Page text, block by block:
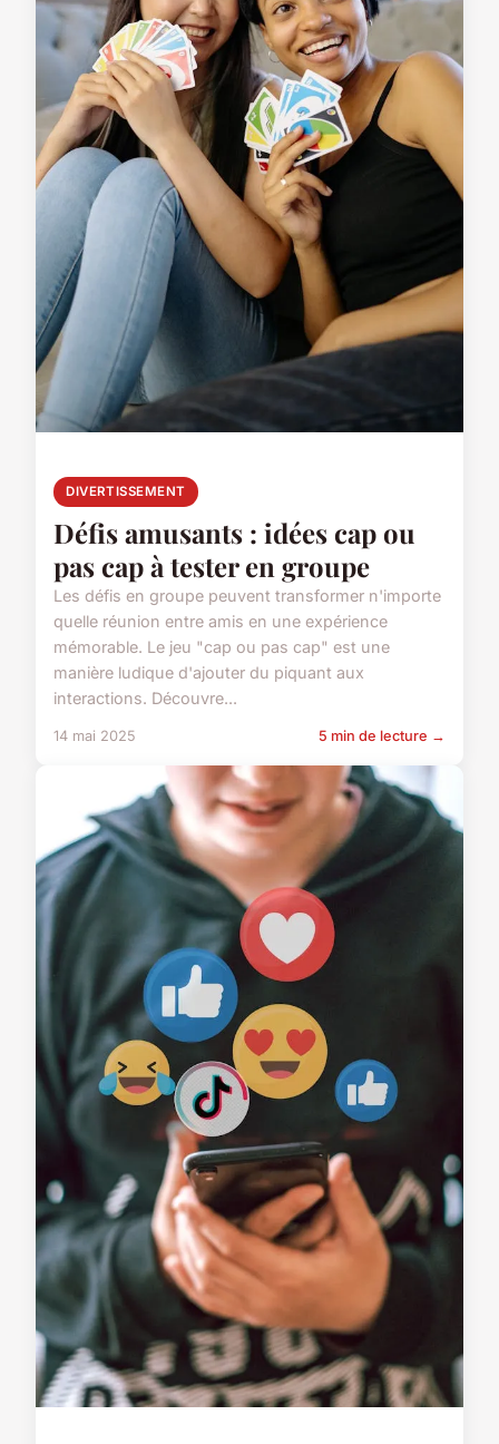
DIVERTISSEMENT
Défis amusants : idées cap ou
pas cap à tester en groupe
Les défis en groupe peuvent transformer n'importe
quelle réunion entre amis en une expérience
mémorable. Le jeu "cap ou pas cap" est une
manière ludique d'ajouter du piquant aux
interactions. Découvre...
14 mai 2025 5 min de lecture →